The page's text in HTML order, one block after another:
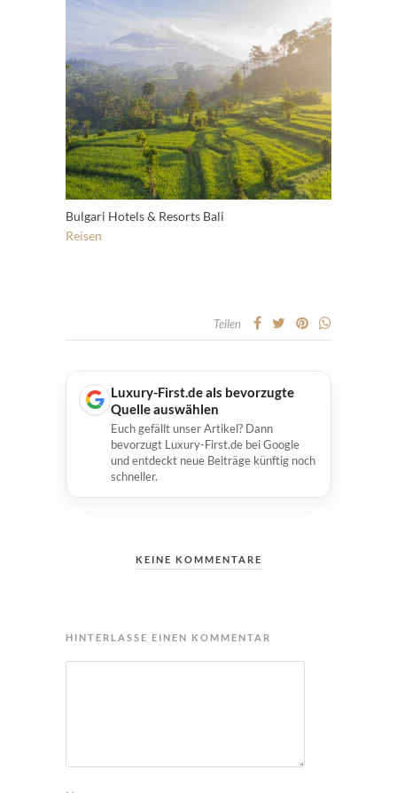
Bulgari Hotels & Resorts Bali
Reisen
Teilen
Luxury-First.de als bevorzugte
Quelle auswählen
Euch gefällt unser Artikel? Dann
bevorzugt Luxury-First.de bei Google
und entdeckt neue Beiträge künftig noch
schneller.
KEINE KOMMENTARE
HINTERLASSE EINEN KOMMENTAR